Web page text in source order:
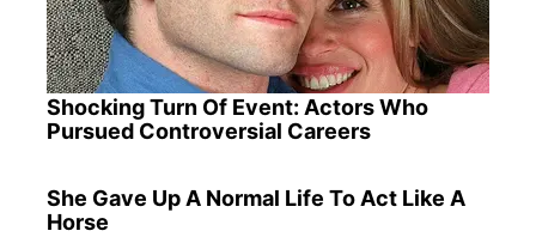
Shocking Turn Of Event: Actors Who
Pursued Controversial Careers
She Gave Up A Normal Life To Act Like A
Horse